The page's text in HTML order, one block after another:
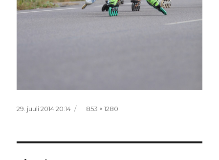
Postitatud
29. juuli 2014 20:14 Täissuurus
853 × 1280